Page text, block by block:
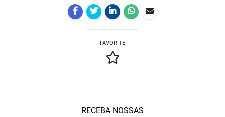
FAVORITE
RECEBA NOSSAS